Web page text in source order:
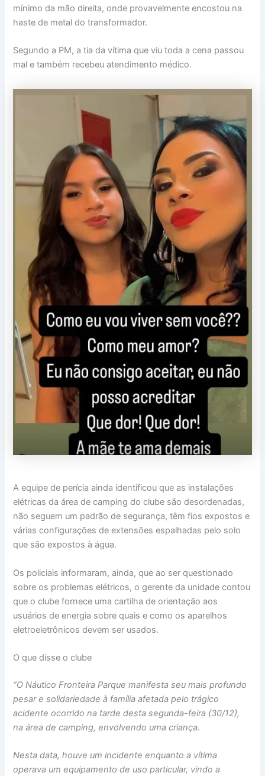
mínimo da mão direita, onde provavelmente encostou na
haste de metal do transformador.
Segundo a PM, a tia da vítima que viu toda a cena passou
mal e também recebeu atendimento médico.
A equipe de perícia ainda identificou que as instalações
elétricas da área de camping do clube são desordenadas,
não seguem um padrão de segurança, têm fios expostos e
várias configurações de extensões espalhadas pelo solo
que são expostos à água.
Os policiais informaram, ainda, que ao ser questionado
sobre os problemas elétricos, o gerente da unidade contou
que o clube fornece uma cartilha de orientação aos
usuários de energia sobre quais e como os aparelhos
eletroeletrônicos devem ser usados.
O que disse o clube
“O Náutico Fronteira Parque manifesta seu mais profundo
pesar e solidariedade à família afetada pelo trágico
acidente ocorrido na tarde desta segunda-feira (30/12),
na área de camping, envolvendo uma criança.
Nesta data, houve um incidente enquanto a vítima
operava um equipamento de uso particular, vindo a